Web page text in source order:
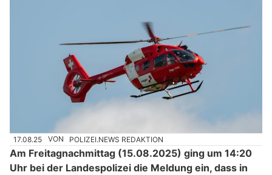
17.08.25 VON POLIZEI.NEWS REDAKTION
Am Freitagnachmittag (15.08.2025) ging um 14:20
Uhr bei der Landespolizei die Meldung ein, dass in